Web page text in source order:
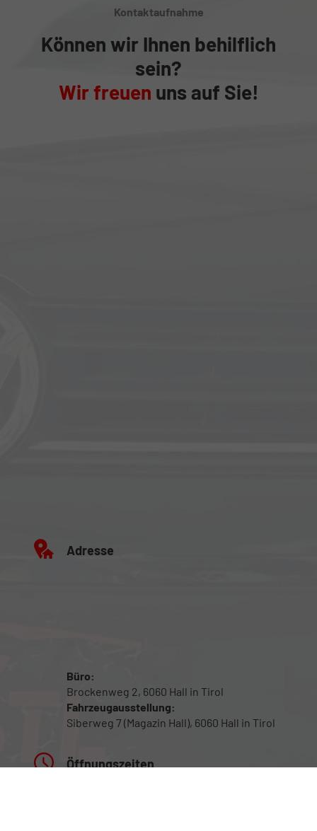
Kontaktaufnahme
Können wir Ihnen behilflich
sein?
Wir freuen uns auf Sie!
Adresse
Büro:
Brockenweg 2, 6060 Hall in Tirol
Fahrzeugausstellung:
Siberweg 7 (Magazin Hall), 6060 Hall in Tirol
Öffnungszeiten